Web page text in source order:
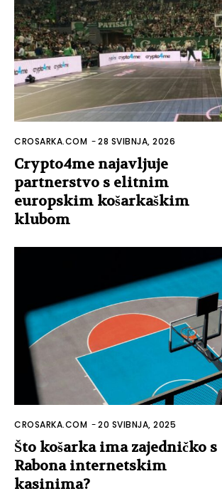
CROSARKA.COM -28 SVIBNJA, 2026
Crypto4me najavljuje
partnerstvo s elitnim
europskim košarkaškim
klubom
CROSARKA.COM -20 SVIBNJA, 2025
Što košarka ima zajedničko s
Rabona internetskim
kasinima?